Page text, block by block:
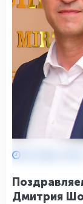
Дмитрия